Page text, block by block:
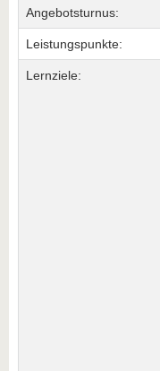
Angebotsturnus:
Leistungspunkte:
Lernziele: